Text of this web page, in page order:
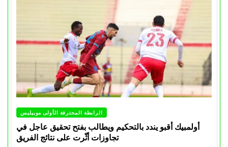
الرابطة المحترفة الأولى موبيليس
أولمبيك أقبو يندد بالتحكيم ويطالب بفتح تحقيق عاجل في
تجاوزات أثّرت على نتائج الفريق